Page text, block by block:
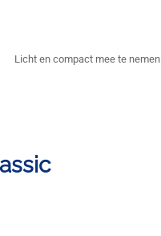
Licht en compact mee te nemen